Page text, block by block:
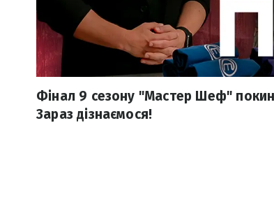
Фінал 9 сезону "Мастер Шеф"
Зараз дізнаємося!